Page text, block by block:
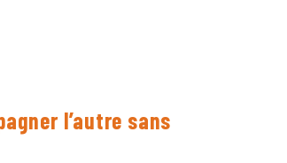
l’autre sans